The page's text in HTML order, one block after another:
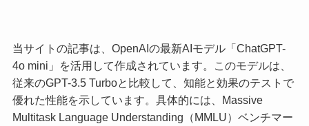
当サイトの記事は、OpenAIの最新AIモデル「ChatGPT-
4o mini」を活用して作成されています。このモデルは、
従来のGPT-3.5 Turboと比較して、知能と効果のテストで
優れた性能を示しています。具体的には、Massive
Multitask Language Understanding（MMLU）ベンチマー